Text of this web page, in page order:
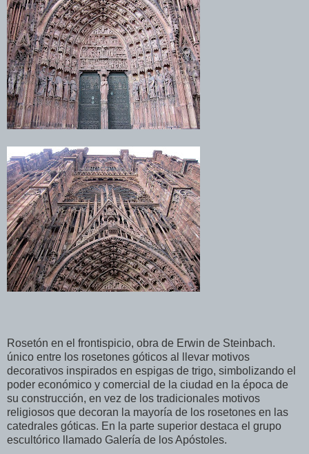
Rosetón en el frontispicio, obra de Erwin de Steinbach.
único entre los rosetones góticos al llevar motivos
decorativos inspirados en espigas de trigo, simbolizando el
poder económico y comercial de la ciudad en la época de
su construcción, en vez de los tradicionales motivos
religiosos que decoran la mayoría de los rosetones en las
catedrales góticas. En la parte superior destaca el grupo
escultórico llamado Galería de los Apóstoles.